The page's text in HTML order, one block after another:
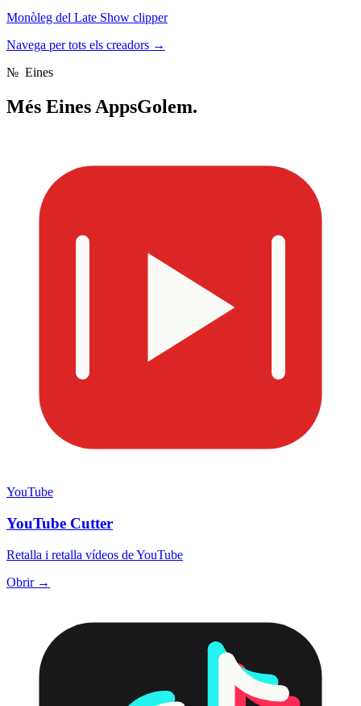
Monòleg del Late Show clipper
Navega per tots els creadors →
№ Eines
Més Eines AppsGolem.
YouTube
YouTube Cutter
Retalla i retalla vídeos de YouTube
Obrir →